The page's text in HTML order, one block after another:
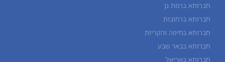
חברותא ברמת גן
חברותא ברחובות
חברותא בחיפה והקריות
חברותא בבאר שבע
חברותא באריאל